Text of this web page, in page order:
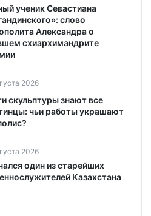
ученик Севастиана
слово
Александра о
схиархимандрите
2026
скульптуры знают все
чьи работы украшают
2026
один из старейших
Казахстана